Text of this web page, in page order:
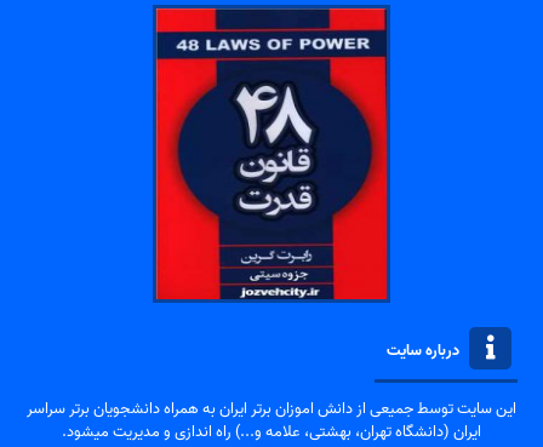
درباره سایت
این سایت توسط جمیعی از دانش اموزان برتر ایران به همراه دانشجویان برتر سراسر
ایران (دانشگاه تهران، بهشتی، علامه و...) راه اندازی و مدیریت میشود.